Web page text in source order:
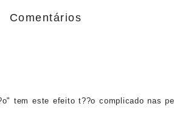
Comentários
tem este efeito t??o complicado nas